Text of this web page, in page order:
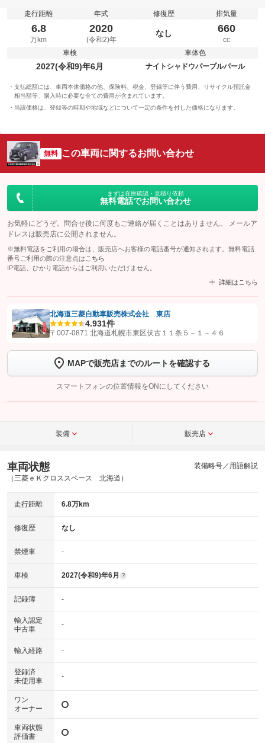
走行距離
6.8
万km
年式
2020
(令和2)年
修復歴
なし
排気量
660
cc
車検
2027(令和9)年6月
車体色
ナイトシャドウパープルパール
支払総額には、車両本体価格の他、保険料、税金、登録等に伴う費用、リサイクル預託金
相当額等、購入時に必要な全ての費用が含まれています。
当該価格は、登録等の時期や地域などについて一定の条件を付した価格になります。
無料 この車両に関するお問い合わせ
まずは在庫確認・見積り依頼
無料電話でお問い合わせ
お気軽にどうぞ。問合せ後に何度もご連絡が届くことはありません。 メールア
ドレスは販売店に公開されません。
※無料電話をご利用の場合は、販売店へお客様の電話番号が通知されます。無料電話
番号ご利用の際の注意点は こちら
IP電話、ひかり電話からはご利用いただけません。
詳細はこちら
【STEP1】認証画面でグーネットを友だち追加してから「許可する」ボタンを押
トーク画面で
ボタンをタップして問い合わせを
完了してください。
こちら
北海道三菱自動車販売株式会社 東店
4.931件
〒007-0871 北海道札幌市東区伏古１１条５－１－４６
MAPで販売店までのルートを確認する
スマートフォンの位置情報をONにしてください
装備 販売店
車両状態
（三菱ｅＫクロススペース 北海道）
装備略号／用語解説
走行距離 6.8万km
修復歴 なし
禁煙車 -
車検 2027(令和9)年6月 ?
記録簿 -
輸入認定
中古車
-
輸入経路 -
登録済
未使用車
-
ワン
オーナー
車両状態
評価書